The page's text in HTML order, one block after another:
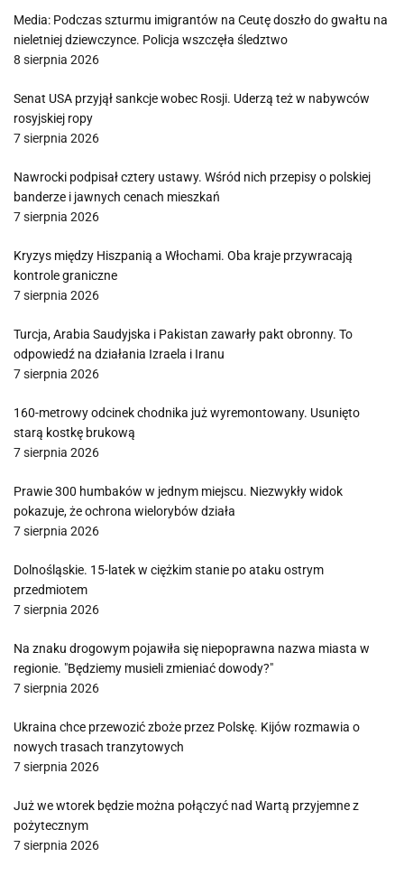
Media: Podczas szturmu imigrantów na Ceutę doszło do gwałtu na
nieletniej dziewczynce. Policja wszczęła śledztwo
8 sierpnia 2026
Senat USA przyjął sankcje wobec Rosji. Uderzą też w nabywców
rosyjskiej ropy
7 sierpnia 2026
Nawrocki podpisał cztery ustawy. Wśród nich przepisy o polskiej
banderze i jawnych cenach mieszkań
7 sierpnia 2026
Kryzys między Hiszpanią a Włochami. Oba kraje przywracają
kontrole graniczne
7 sierpnia 2026
Turcja, Arabia Saudyjska i Pakistan zawarły pakt obronny. To
odpowiedź na działania Izraela i Iranu
7 sierpnia 2026
160-metrowy odcinek chodnika już wyremontowany. Usunięto
starą kostkę brukową
7 sierpnia 2026
Prawie 300 humbaków w jednym miejscu. Niezwykły widok
pokazuje, że ochrona wielorybów działa
7 sierpnia 2026
Dolnośląskie. 15-latek w ciężkim stanie po ataku ostrym
przedmiotem
7 sierpnia 2026
Na znaku drogowym pojawiła się niepoprawna nazwa miasta w
regionie. "Będziemy musieli zmieniać dowody?"
7 sierpnia 2026
Ukraina chce przewozić zboże przez Polskę. Kijów rozmawia o
nowych trasach tranzytowych
7 sierpnia 2026
Już we wtorek będzie można połączyć nad Wartą przyjemne z
pożytecznym
7 sierpnia 2026